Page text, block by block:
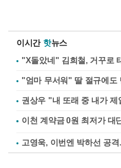
이시간 핫뉴스
"X돌았네" 김희철, 거꾸로
"엄마 무서워" 딸 절규에
권상우 "내 또래 중 내가
고영욱, 이번엔 박하선 공